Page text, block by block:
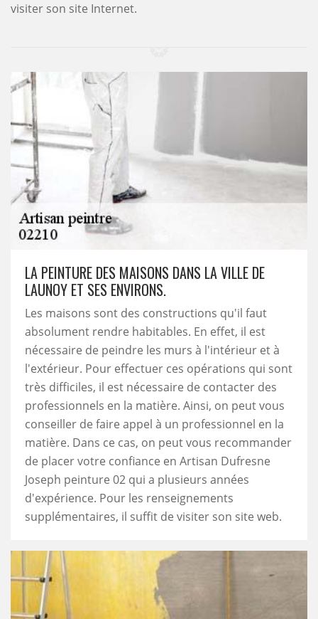
visiter son site Internet.
LA PEINTURE DES MAISONS DANS LA VILLE DE
LAUNOY ET SES ENVIRONS.
Les maisons sont des constructions qu'il faut
absolument rendre habitables. En effet, il est
nécessaire de peindre les murs à l'intérieur et à
l'extérieur. Pour effectuer ces opérations qui sont
très difficiles, il est nécessaire de contacter des
professionnels en la matière. Ainsi, on peut vous
conseiller de faire appel à un professionnel en la
matière. Dans ce cas, on peut vous recommander
de placer votre confiance en Artisan Dufresne
Joseph peinture 02 qui a plusieurs années
d'expérience. Pour les renseignements
supplémentaires, il suffit de visiter son site web.